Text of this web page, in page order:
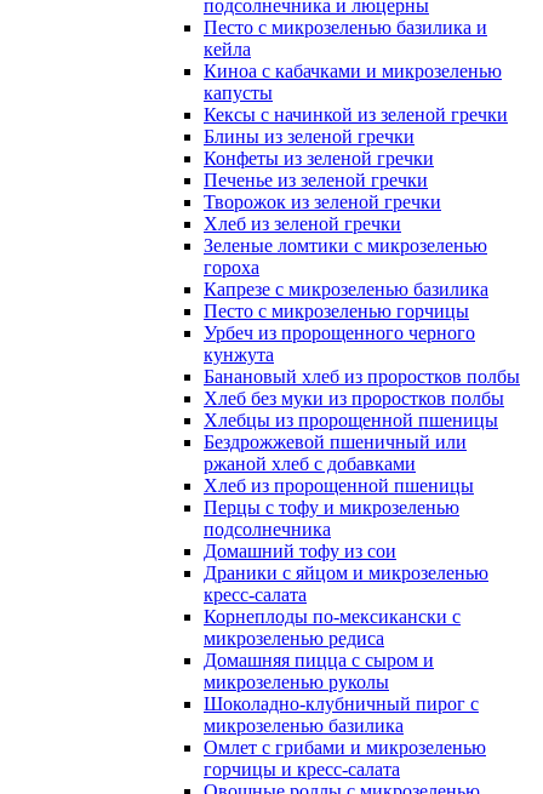
подсолнечника и люцерны
Песто с микрозеленью базилика и
кейла
Киноа с кабачками и микрозеленью
капусты
Кексы с начинкой из зеленой гречки
Блины из зеленой гречки
Конфеты из зеленой гречки
Печенье из зеленой гречки
Творожок из зеленой гречки
Хлеб из зеленой гречки
Зеленые ломтики с микрозеленью
гороха
Капрезе с микрозеленью базилика
Песто с микрозеленью горчицы
Урбеч из пророщенного черного
кунжута
Банановый хлеб из проростков полбы
Хлеб без муки из проростков полбы
Хлебцы из пророщенной пшеницы
Бездрожжевой пшеничный или
ржаной хлеб с добавками
Хлеб из пророщенной пшеницы
Перцы с тофу и микрозеленью
подсолнечника
Домашний тофу из сои
Драники с яйцом и микрозеленью
кресс-салата
Корнеплоды по-мексикански с
микрозеленью редиса
Домашняя пицца с сыром и
микрозеленью руколы
Шоколадно-клубничный пирог с
микрозеленью базилика
Омлет с грибами и микрозеленью
горчицы и кресс-салата